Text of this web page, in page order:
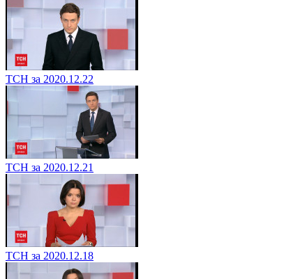
ТСН за 2020.12.22
ТСН за 2020.12.21
ТСН за 2020.12.18